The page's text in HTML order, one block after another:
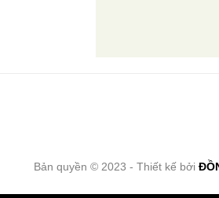
Bản quyền © 2023 - Thiết kế bởi